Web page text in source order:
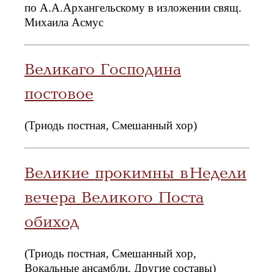
по А.А.Архангельскому в изложении свящ.
Михаила Асмус
Великаго Господина
постовое
(Триодь постная, Смешанный хор)
Великие прокимны в Недели
вечера Великого Поста
обиход
(Триодь постная, Смешанный хор,
Вокальные ансамбли, Другие составы)